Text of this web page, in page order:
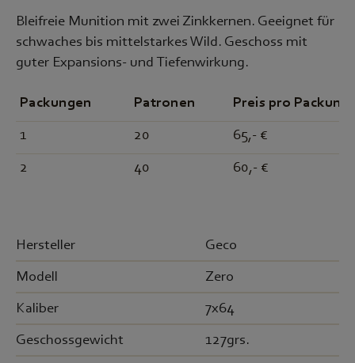
Bleifreie Munition mit zwei Zinkkernen. Geeignet für
schwaches bis mittelstarkes Wild. Geschoss mit
guter Expansions- und Tiefenwirkung.
Packungen Patronen Preis pro Packung
1 20 65,- €
2 40 60,- €
Hersteller Geco
Modell Zero
Kaliber 7x64
Geschossgewicht 127grs.